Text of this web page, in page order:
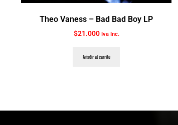
Theo Vaness ‎– Bad Bad Boy LP
$21.000 Iva Inc.
Añadir al carrito